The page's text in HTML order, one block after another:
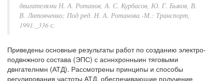
двигателями Н. А. Ротанов, А. С. Курбасов, Ю. Г. Быков, В.
В. Лнтовченко; Под ред. Н. А. Ротанова.-М.: Транспорт,
1991._336 с.
Приведены основные результаты работ по созданию электро-
подвнжного состава (ЭПС) с асннхронныин тяговыми
двнгателнмн (АТД). Рассмотрены принципы и способы
регулирования частоты АТД, обеспечивающие получение